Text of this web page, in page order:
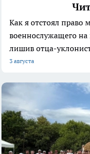
Как я отстоял право
военнослужащего
лишив отца-
3 августа